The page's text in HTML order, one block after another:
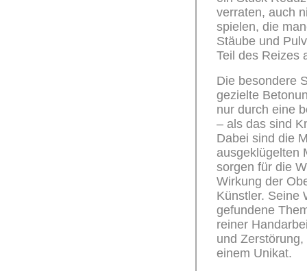
verraten, auch
spielen, die
Stäube und
Teil des Reizes
Die besondere
gezielte
nur durch eine
– als das sind
Dabei sind die
ausgeklügelten
sorgen für die
Wirkung der
Künstler. Seine
gefundene
reiner
und
einem Unikat.